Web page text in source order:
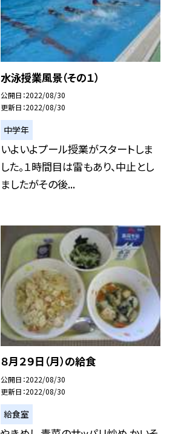
水泳授業風景（その１）
公開日 2022/08/30
更新日 2022/08/30
中学年
いよいよプール授業がスタートしま
した。１時間目は雷もあり、中止とし
ましたがその後...
８月２９日（月）の給食
公開日 2022/08/30
更新日 2022/08/30
給食室